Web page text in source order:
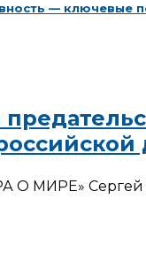
— ключевые
О МИРЕ» Сергей